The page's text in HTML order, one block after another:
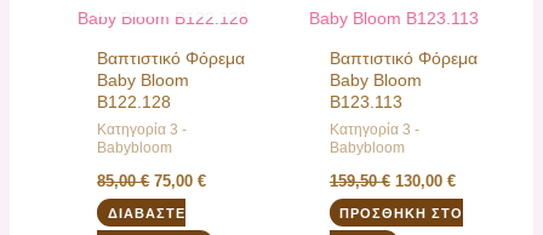
Βαπτιστικό Φόρεμα
Baby Bloom
B122.128
Κατηγορία 3 -
Babybloom
85,00€ 75,00€
75,00 €.
ΔΙΑΒΆΣΤΕ
Βαπτιστικό Φόρεμα
Baby Bloom
B123.113
Κατηγορία 3 -
Babybloom
159,50€ 130,00 €
130,00 €.
ΠΡΟΣΘΉΚΗ ΣΤΟ